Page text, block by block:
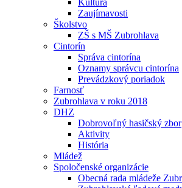
Kultúra
Zaujímavosti
Školstvo
ZŠ s MŠ Zubrohlava
Cintorín
Správa cintorína
Oznamy správcu cintorína
Prevádzkový poriadok
Farnosť
Zubrohlava v roku 2018
DHZ
Dobrovoľný hasičský zbor
Aktivity
História
Mládež
Spoločenské organizácie
Obecná rada mládeže